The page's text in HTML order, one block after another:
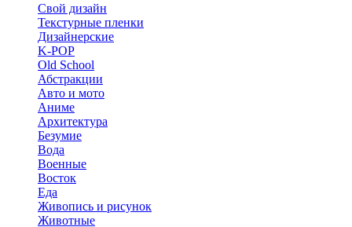
Свой дизайн
Текстурные пленки
Дизайнерские
K-POP
Old School
Абстракции
Авто и мото
Аниме
Архитектура
Безумие
Вода
Военные
Восток
Еда
Живопись и рисунок
Животные